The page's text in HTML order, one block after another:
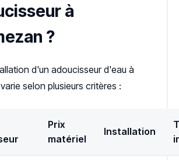
à
?
d'un adoucisseur d'eau à
selon plusieurs critères :
Prix
matériel
Installation